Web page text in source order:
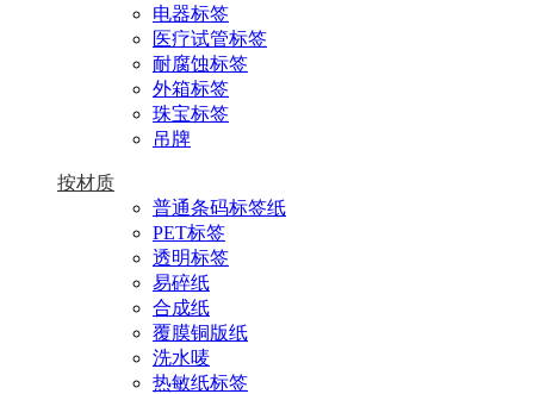
电器标签
医疗试管标签
耐腐蚀标签
外箱标签
珠宝标签
吊牌
按材质
普通条码标签纸
PET标签
透明标签
易碎纸
合成纸
覆膜铜版纸
洗水唛
热敏纸标签